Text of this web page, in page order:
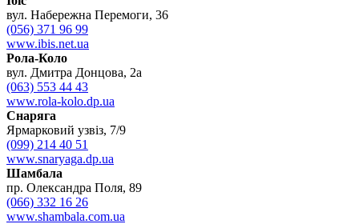
вул. Набережна Перемоги, 36
(056) 371 96 99
www.ibis.net.ua
Рола-Коло
вул. Дмитра Донцова, 2а
(063) 553 44 43
www.rola-kolo.dp.ua
Снаряга
Ярмарковий узвіз, 7/9
(099) 214 40 51
www.snaryaga.dp.ua
Шамбала
пр. Олександра Поля, 89
(066) 332 16 26
www.shambala.com.ua